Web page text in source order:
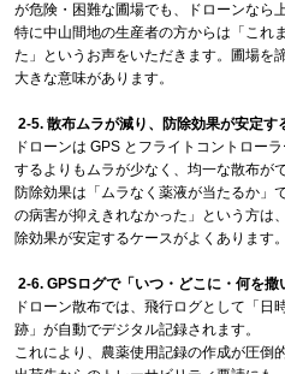
が危険・困難な圃場でも、ドローンなら
特に中山間地の生産者の方からは「これ
た」というお声をいただきます。圃場を
大きな意味があります。
2-5. 散布ムラが減り、防除効果が安定す
ドローンは GPS とフライトコントロー
するよりもムラが少なく、均一な散布が
防除効果は「ムラなく薬液が当たるか」
の病害が抑えきれなかった」という方は
除効果が安定するケースがよくあります。
2-6. GPSログで「いつ・どこに・何を撒
ドローン散布では、飛行ログとして「日
跡」が自動でデジタル記録されます。
これにより、農薬使用記録の作成が圧倒